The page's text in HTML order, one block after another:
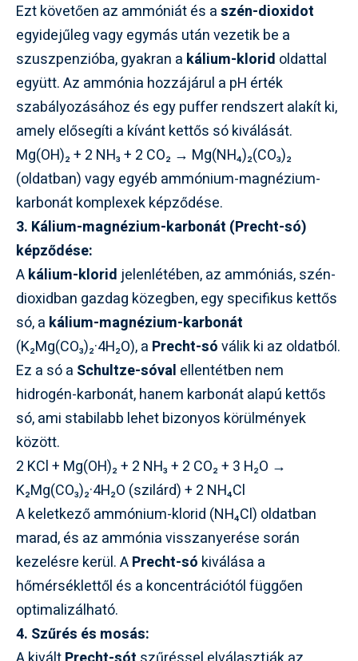
Ezt követően az ammóniát és aszén-dioxidot
egyidejűleg vagy egymás után vezetik be a
szuszpenzióba, gyakran a kálium-klorid oldattal
együtt. Az ammónia hozzájárul a pH érték
szabályozásához és egy puffer rendszert alakít ki,
amely elősegíti a kívánt kettős só kiválását.
Mg(OH)₂ + 2 NH₃ + 2 CO₂ → Mg(NH₄)₂(CO₃)₂
(oldatban) vagy egyéb ammónium-magnézium-
karbonát komplexek képződése.
3. Kálium-magnézium-karbonát (Precht-só)
képződése:
Akálium-klorid jelenlétében, az ammóniás, szén-
dioxidban gazdag közegben, egy specifikus kettős
só, a kálium-magnézium-karbonát
(K₂Mg(CO₃)₂·4H₂O), a Precht-sóválik ki az oldatból.
Ez a só a Schultze-sóval ellentétben nem
hidrogén-karbonát, hanem karbonát alapú kettős
só, ami stabilabb lehet bizonyos körülmények
között.
2 KCl + Mg(OH)₂ + 2 NH₃ + 2 CO₂ + 3 H₂O →
K₂Mg(CO₃)₂·4H₂O (szilárd) + 2 NH₄Cl
A keletkező ammónium-klorid (NH₄Cl) oldatban
marad, és az ammónia visszanyerése során
kezelésre kerül. APrecht-só kiválása a
hőmérséklettől és a koncentrációtól függően
optimalizálható.
4. Szűrés és mosás: